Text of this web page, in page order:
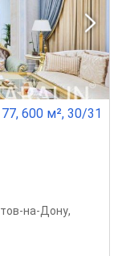
600 м², 30/31
на-Дону,